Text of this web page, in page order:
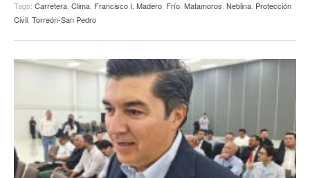
Tags: Carretera Clima Francisco I. Madero Frío Matamoros Neblina Protección
Civil Torreón-San Pedro